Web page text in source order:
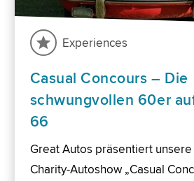
Experiences
Casual Concours – Die
schwungvollen 60er
66
Great Autos präsentiert
Charity-Autoshow „Casual